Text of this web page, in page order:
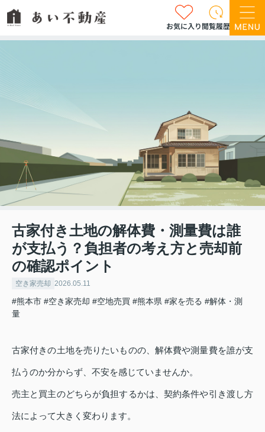
お気に入り閲覧履歴
古家付き土地の解体費・測量費は誰
が支払う？負担者の考え方と売却前
の確認ポイント
空き家売却 2026.05.11
#熊本市 #空き家売却 #空地売買 #熊本県 #家を売る #解体・測
量
古家付きの土地を売りたいものの、解体費や測量費を誰が支
払うのか分からず、不安を感じていませんか。
売主と買主のどちらが負担するかは、契約条件や引き渡し方
法によって大きく変わります。